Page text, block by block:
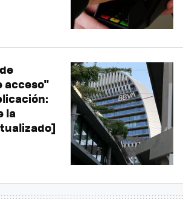
acceso"
la